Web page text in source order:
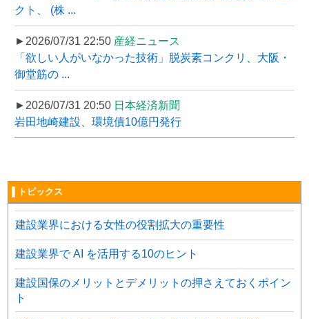
クト、 (株 ...
►2026/07/31 22:50 産経ニュース
「欲しい人がいなかった技術」脱炭素コンクリ、大阪・
御堂筋の ...
►2026/07/31 20:50 日本経済新聞
岩田地崎建設、環境債10億円発行
▌トピックス
建設業界における女性の役割拡大の重要性
建設業界で AI を活用する10のヒント
建設国保のメリットとデメリットの押さえておくポイン
ト